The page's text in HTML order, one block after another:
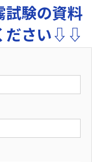
試験の資料
ださい⇩⇩